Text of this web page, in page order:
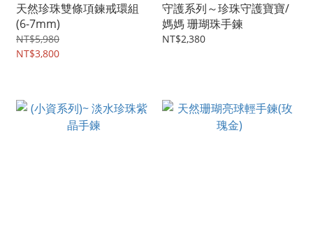
天然珍珠雙條項鍊戒環組
(6-7mm)
NT$5,980
NT$3,800
守護系列～珍珠守護寶寶/
媽媽 珊瑚珠手鍊
NT$2,380